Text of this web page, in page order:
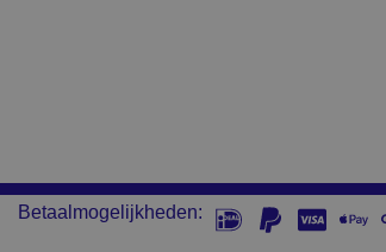
Betaalmogelijkheden: